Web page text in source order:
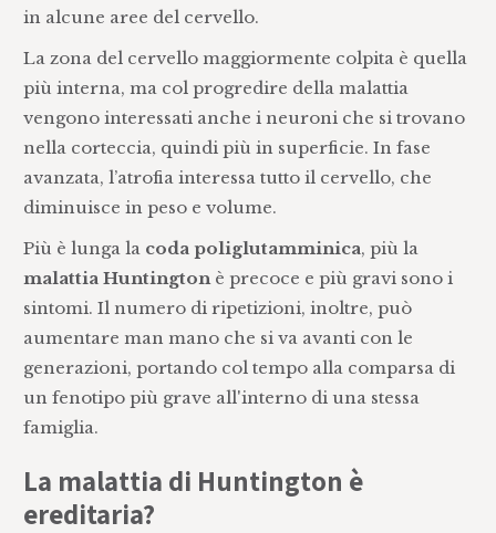
in alcune aree del cervello.
La zona del cervello maggiormente colpita è quella
più interna, ma col progredire della malattia
vengono interessati anche i neuroni che si trovano
nella corteccia, quindi più in superficie. In fase
avanzata, l’atrofia interessa tutto il cervello, che
diminuisce in peso e volume.
Più è lunga la coda poliglutamminica, più la
malattia Huntingtonè precoce e più gravi sono i
sintomi. Il numero di ripetizioni, inoltre, può
aumentare man mano che si va avanti con le
generazioni, portando col tempo alla comparsa di
un fenotipo più grave all'interno di una stessa
famiglia.
La malattia di Huntington è
ereditaria?